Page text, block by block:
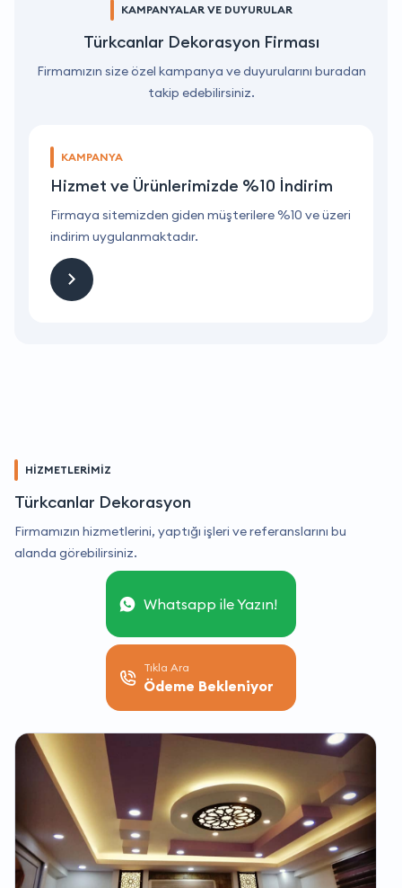
KAMPANYALAR VE DUYURULAR
Türkcanlar Dekorasyon Firması
Firmamızın size özel kampanya ve duyurularını buradan
takip edebilirsiniz.
KAMPANYA
Hizmet ve Ürünlerimizde %10 İndirim
Firmaya sitemizden giden müşterilere %10 ve üzeri
indirim uygulanmaktadır.
HİZMETLERİMİZ
Türkcanlar Dekorasyon
Firmamızın hizmetlerini, yaptığı işleri ve referanslarını bu
alanda görebilirsiniz.
Whatsapp ile Yazın!
Tıkla Ara
Ödeme Bekleniyor